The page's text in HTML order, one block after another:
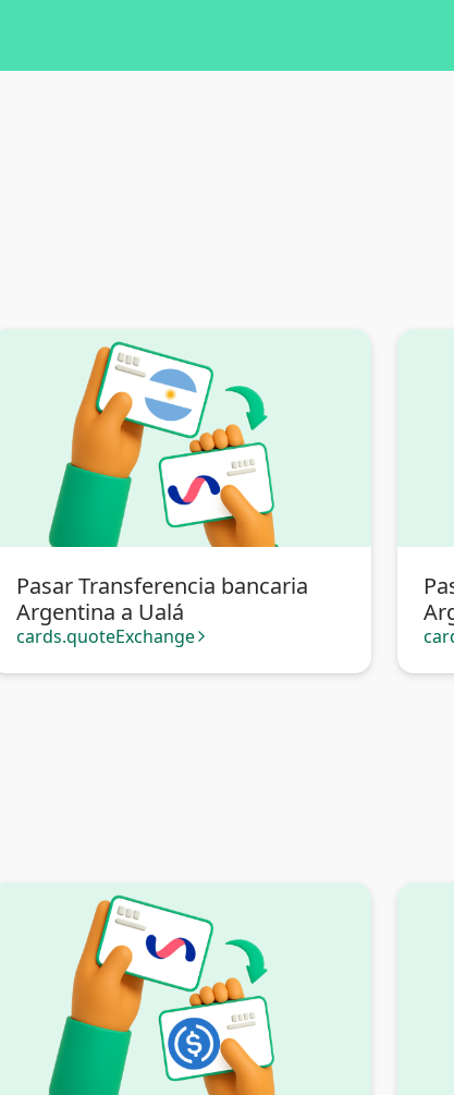
Pasar Transferencia bancaria
Argentina a Ualá
cards.quoteExchange arrow_forward_ios